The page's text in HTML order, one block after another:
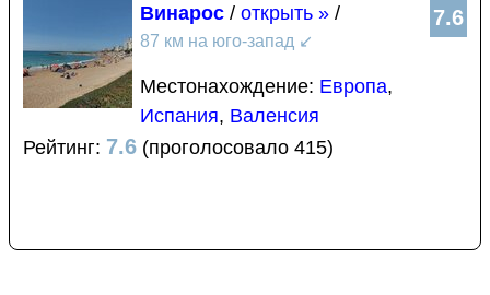
7.6
Винарос / открыть » /
87 км на юго-запад ↙
Местонахождение: Европа,
Испания, Валенсия
Рейтинг: 7.6 (проголосовало 415)